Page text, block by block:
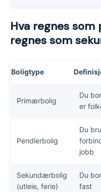
Hva regnes
regnes som
Boligtype
Primærbolig
Du
er
Pendlerbolig
Du
jobb
Sekundærbolig
(utleie, ferie)
Du
fast